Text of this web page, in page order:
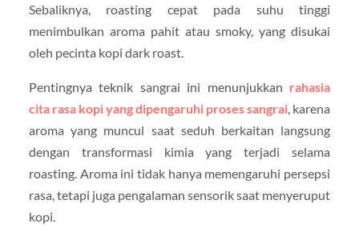
Sebaliknya, roasting cepat pada suhu tinggi
menimbulkan aroma pahit atau smoky, yang disukai
oleh pecinta kopi dark roast.
Pentingnya teknik sangrai ini menunjukkan rahasia
cita rasa kopi yang dipengaruhi proses sangrai, karena
aroma yang muncul saat seduh berkaitan langsung
dengan transformasi kimia yang terjadi selama
roasting. Aroma ini tidak hanya memengaruhi persepsi
rasa, tetapi juga pengalaman sensorik saat menyeruput
kopi.